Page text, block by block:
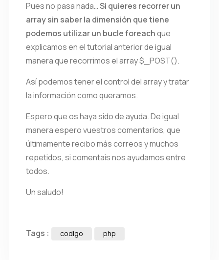
Pues no pasa nada…Si quieres recorrer un
array sin saber la dimensión que tiene
podemos utilizar un bucle foreachque
explicamos en el tutorial anterior de igual
manera que recorrimos el array $_POST().
Así podemos tener el control del array y tratar
la información como queramos.
Espero que os haya sido de ayuda. De igual
manera espero vuestros comentarios, que
últimamente recibo más correos y muchos
repetidos, si comentais nos ayudamos entre
todos.
Un saludo!
Tags : codigo php